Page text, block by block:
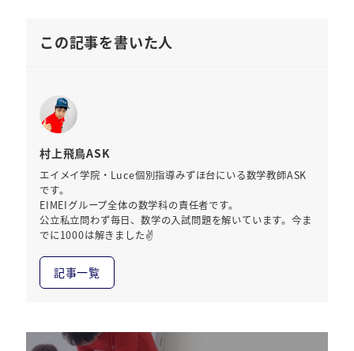
この記事を書いた人
村上飛鳥ASK
エイメイ学院・Luce個別指導みずほ台にいる数学教師ASK
です。
EIMEIグループ全体の数学科の責任者です。
公立私立問わず毎日、数学の入試問題を解いています。今ま
でに1000は解きました✌️
記事一覧